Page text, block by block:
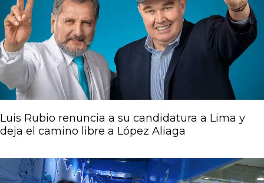
Luis Rubio renuncia a su candidatura a Lima y
deja el camino libre a López Aliaga